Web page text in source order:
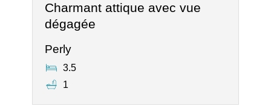
Charmant attique avec vue
dégagée
Perly
3.5
1